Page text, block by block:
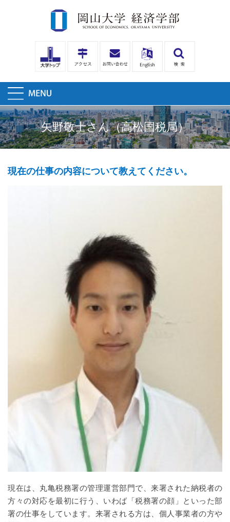
矢野敬士さん（高松国税局）
現在の仕事の内容について教えてください。
現在は、丸亀税務署の管理運営部門で、来署された納税者の
方々の対応を最初に行う、いわば「税務署の顔」といった部
署の仕事をしています。来署される方は、個人事業者の方や